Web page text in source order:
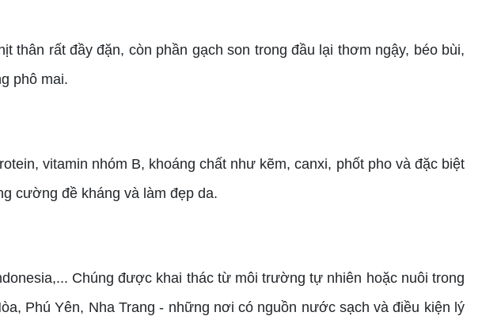
thân rất đầy đặn, còn phần gạch son trong đầu lại thơm ngậy, béo bùi,
phô mai.
vitamin nhóm B, khoáng chất như kẽm, canxi, phốt pho và đặc biệt
cường đề kháng và làm đẹp da.
Chúng được khai thác từ môi trường tự nhiên hoặc nuôi trong
Phú Yên, Nha Trang - những nơi có nguồn nước sạch và điều kiện lý